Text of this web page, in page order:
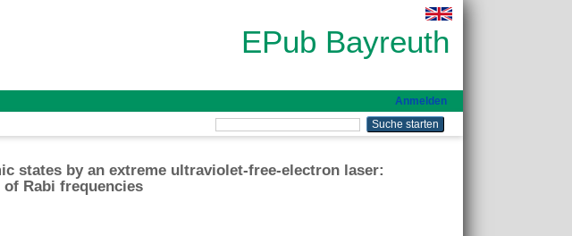
EPub Bayreuth
Anmelden
states by an extreme ultraviolet-free-electron laser:
Rabi frequencies